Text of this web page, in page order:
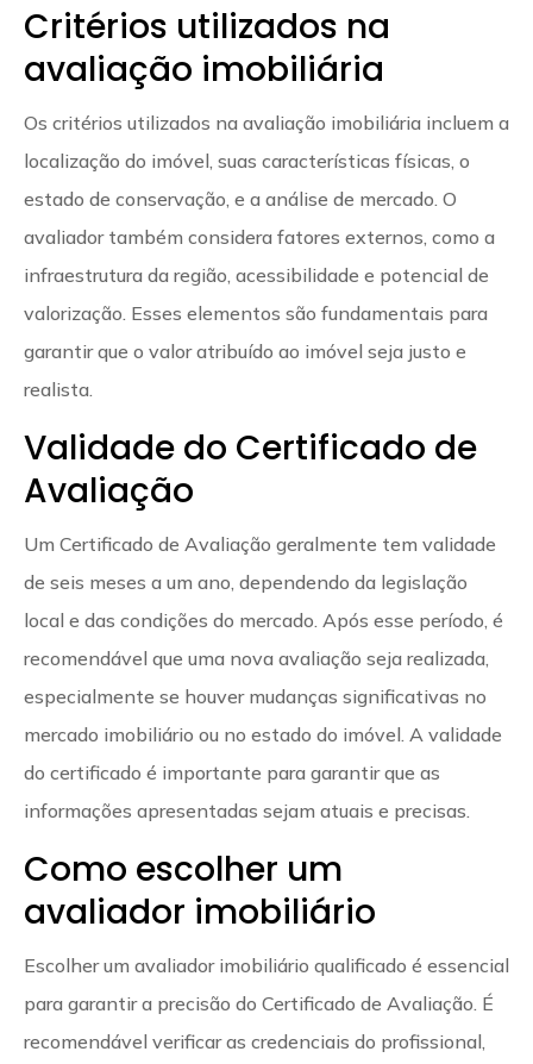
Critérios utilizados na
avaliação imobiliária
Os critérios utilizados na avaliação imobiliária incluem a
localização do imóvel, suas características físicas, o
estado de conservação, e a análise de mercado. O
avaliador também considera fatores externos, como a
infraestrutura da região, acessibilidade e potencial de
valorização. Esses elementos são fundamentais para
garantir que o valor atribuído ao imóvel seja justo e
realista.
Validade do Certificado de
Avaliação
Um Certificado de Avaliação geralmente tem validade
de seis meses a um ano, dependendo da legislação
local e das condições do mercado. Após esse período, é
recomendável que uma nova avaliação seja realizada,
especialmente se houver mudanças significativas no
mercado imobiliário ou no estado do imóvel. A validade
do certificado é importante para garantir que as
informações apresentadas sejam atuais e precisas.
Como escolher um
avaliador imobiliário
Escolher um avaliador imobiliário qualificado é essencial
para garantir a precisão do Certificado de Avaliação. É
recomendável verificar as credenciais do profissional,